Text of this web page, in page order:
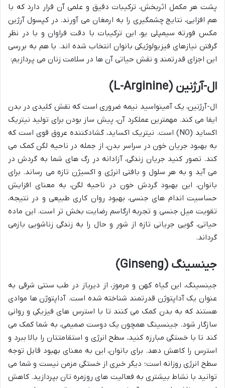
پشت هر مکمل اثربخش، ترکیبات دقیق و علمی آن قرار دارد که با
هم افزایی، نتایج چشمگیری را به ارمغان می آورند. در کپسول آرژین
مکس فورته سیمپلی یو، این ترکیبات با دقت فراوان و با در نظر
گرفتن نیازهای فیزیولوژیکی بانوان انتخاب شده اند. با هم به بررسی
این اجزای قدرتمند و نقش حیاتی آن ها در سلامت زنان می پردازیم:
ال-آرژنین (L-Arginine)
ال-آرژنین، یک آمینواسید نیمه ضروری است که نقش کلیدی در بدن
ایفا می کند. مهمترین عملکرد آن، پیش ساز بودن برای تولید نیتریک
اکساید (NO) است. نیتریک اکساید، گشادکننده عروق قوی است که
به بهبود جریان خون در سراسر بدن، از جمله در ناحیه لگن کمک می
کند. تصور کنید جریان زندگی، آزادانه در رگ های شما به گردش در
می آید و به هر سلول و بافتی انرژی و اکسیژن تازه می رساند. برای
بانوان، این بهبود گردش خون در ناحیه لگن، به معنای افزایش
حساسیت اندام های جنسی، بهبود روان کاری طبیعی و در نتیجه،
تقویت میل جنسی و تجربه ارگاسم رضایت بخش تر است. این ماده
حیاتی، گویی جریانی تازه از شور و حال را به زندگی زناشویی بازمی
گرداند.
جینسینگ (Ginseng)
جینسینگ، این گیاه کهن و مرموز، از دیرباز در طب سنتی شرقی به
عنوان یک آداپتوژن قدرتمند شناخته شده است. آداپتوژن ها موادی
هستند که به بدن کمک می کنند تا با استرس های فیزیکی و روانی
سازگار شود. جینسینگ همچون یک دوست صمیمی، به شما کمک می
کند تا با خستگی مبارزه کنید، سطح انرژی و استقامتتان را بالا ببرد و
استرس را کاهش دهد. برای بانوان، این به معنای بهبود قابل توجه
سطح انرژی روزانه است؛ دیگر خبری از خستگی مزمن نیست و شما می
توانید با نشاط بیشتری به فعالیت های روزمره تان بپردازید. کاهش